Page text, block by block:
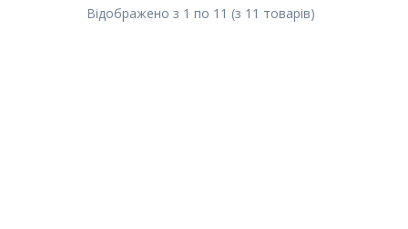
Відображено з 1 по 11 (з 11 товарів)